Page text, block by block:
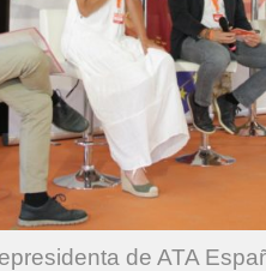
de ATA